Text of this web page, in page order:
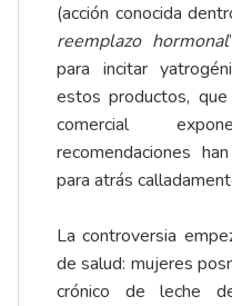
(acción conocida
reemplazo hormonal
para incitar
estos productos,
comercial
recomendaciones
para atrás
La controversia
de salud: mujeres
crónico de leche